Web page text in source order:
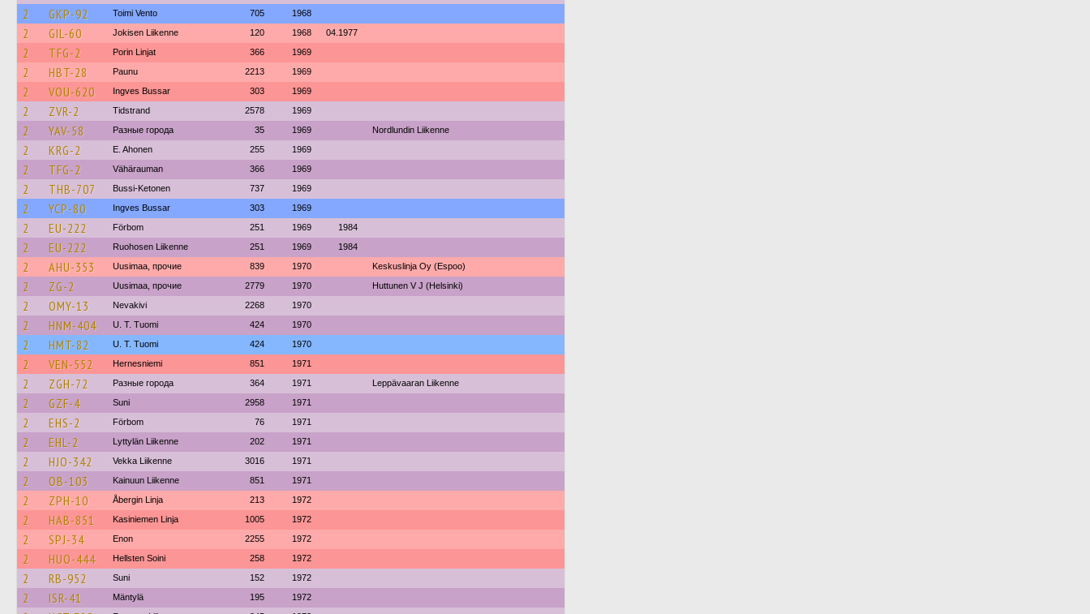
2 GKP-92 Toimi Vento 705 1968
2 GIL-60 Jokisen Liikenne 120 1968 04.1977
2 TFG-2 Porin Linjat 366 1969
2 HBT-28 Paunu 2213 1969
2 VOU-620 Ingves Bussar 303 1969
2 ZVR-2 Tidstrand 2578 1969
2 YAV-58 Разные города 35 1969 Nordlundin Liikenne
2 KRG-2 E. Ahonen 255 1969
2 TFG-2 Vähärauman 366 1969
2 THB-707 Bussi-Ketonen 737 1969
2 YCP-80 Ingves Bussar 303 1969
2 EU-222 Förbom 251 1969 1984
2 EU-222 Ruohosen Liikenne 251 1969 1984
2 AHU-353 Uusimaa, прочие 839 1970 Keskuslinja Oy (Espoo)
2 ZG-2 Uusimaa, прочие 2779 1970 Huttunen V J (Helsinki)
2 OMY-13 Nevakivi 2268 1970
2 HNM-404 U. T. Tuomi 424 1970
2 HMT-82 U. T. Tuomi 424 1970
2 VEN-552 Hernesniemi 851 1971
2 ZGH-72 Разные города 364 1971 Leppävaaran Liikenne
2 GZF-4 Suni 2958 1971
2 EHS-2 Förbom 76 1971
2 EHL-2 Lyttylän Liikenne 202 1971
2 HJO-342 Vekka Liikenne 3016 1971
2 OB-103 Kainuun Liikenne 851 1971
2 ZPH-10 Åbergin Linja 213 1972
2 HAB-851 Kasiniemen Linja 1005 1972
2 SPJ-34 Enon 2255 1972
2 HUO-444 Hellsten Soini 258 1972
2 RB-952 Suni 152 1972
2 ISR-41 Mäntylä 195 1972